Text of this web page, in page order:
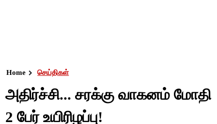
Home செய்திகள்
அதிர்ச்சி... சரக்கு வாகனம் மோதி
2 பேர் உயிரிழப்பு!